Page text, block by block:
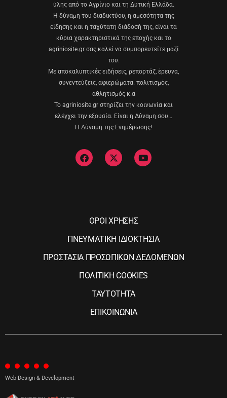
ύλης από το Αγρίνιο και τη Δυτική Ελλάδα.
Η δύναμη του διαδικτύου, η αμεσότητα της
είδησης και η ταχύτατη διάδοσή της, είναι τα
κύρια χαρακτηριστικά της εποχής και το
agriniosite.gr σας καλεί να συμπορευτείτε μαζί
του.
Με αποκαλυπτικές ειδήσεις, ρεπορτάζ, έρευνα,
συνεντεύξεις, αφιερώματα. πολιτισμός,
αθλητισμός κ.α
Το agriniosite.gr στηρίζει την κοινωνία και
ελέγχει την εξουσία. Είναι η Δύναμη σου…
Η Δύναμη της Ενημέρωσης!
ΟΡΟΙ ΧΡΗΣΗΣ
ΠΝΕΥΜΑΤΙΚΗ ΙΔΙΟΚΤΗΣΙΑ
ΠΡΟΣΤΑΣΙΑ ΠΡΟΣΩΠΙΚΩΝ ΔΕΔΟΜΕΝΩΝ
ΠΟΛΙΤΙΚΗ COOKIES
ΤΑΥΤΟΤΗΤΑ
ΕΠΙΚΟΙΝΩΝΙΑ
Web Design & Development